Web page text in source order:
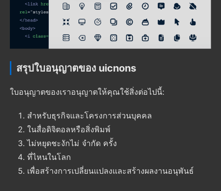
สรุปใบอนุญาตของ uicnons
ใบอนุญาตของเราอนุญาตให้คุณใช้สิ่งต่อไปนี้:
สําหรับธุรกิจและโครงการส่วนบุคคล
ในสื่อดิจิตอลหรือสิ่งพิมพ์
ไม่หยุดชะงักไม่ จํากัด ครั้ง
ที่ไหนในโลก
เพื่อสร้างการเปลี่ยนแปลงและสร้างผลงานอนุพันธ์